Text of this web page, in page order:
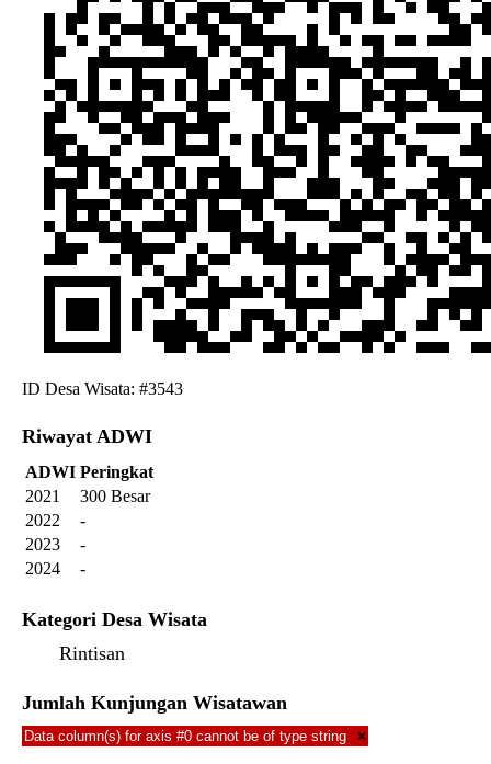
ID Desa Wisata: #3543
Riwayat ADWI
ADWI Peringkat
2021
300 Besar
2022
-
2023
-
2024
-
Kategori Desa Wisata
Rintisan
Jumlah Kunjungan Wisatawan
Data column(s) for axis #0 cannot be of type string ×